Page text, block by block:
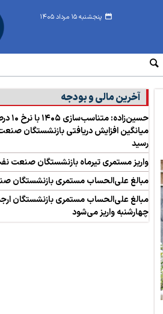
پنجشنبه ۱۵ مرداد ۱۴۰۵
آخرین مالی و بودجه
رسید
واریز مستمری تیرماه بازنشستگان صنعت
مبالغ علی‌الحساب مستمری بازنشستگان
مبالغ علی‌الحساب مستمری بازنشستگان
چهارشنبه واریز می‌شود